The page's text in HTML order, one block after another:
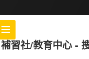
補習社/教育中心 -